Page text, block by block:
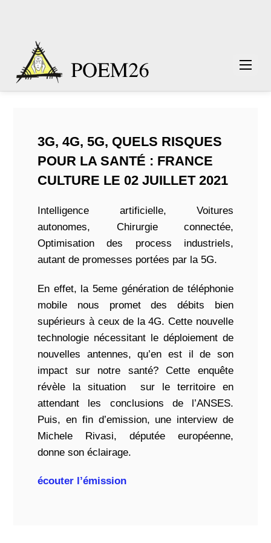
3G, 4G, 5G, QUELS RISQUES
POUR LA SANTÉ : FRANCE
CULTURE LE 02 JUILLET 2021
Intelligence artificielle, Voitures
autonomes, Chirurgie connectée,
Optimisation des process industriels,
autant de promesses portées par la 5G.
En effet, la 5eme génération de téléphonie
mobile nous promet des débits bien
supérieurs à ceux de la 4G. Cette nouvelle
technologie nécessitant le déploiement de
nouvelles antennes, qu’en est il de son
impact sur notre santé? Cette enquête
révèle la situation sur le territoire en
attendant les conclusions de l’ANSES.
Puis, en fin d’emission, une interview de
Michele Rivasi, députée européenne,
donne son éclairage.
écouter l’émission